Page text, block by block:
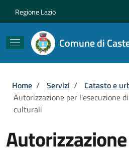
Regione Lazio
Comune di
Briciole di pane
Home / Servizi / Catasto e
Autorizzazione per l'esecuzione
culturali